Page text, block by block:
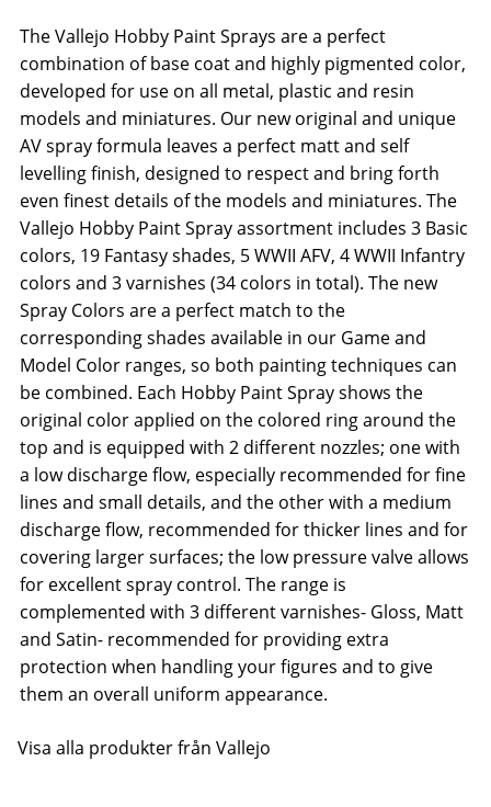
The Vallejo Hobby Paint Sprays are a perfect
combination of base coat and highly pigmented color,
developed for use on all metal, plastic and resin
models and miniatures. Our new original and unique
AV spray formula leaves a perfect matt and self
levelling finish, designed to respect and bring forth
even finest details of the models and miniatures. The
Vallejo Hobby Paint Spray assortment includes 3 Basic
colors, 19 Fantasy shades, 5 WWII AFV, 4 WWII Infantry
colors and 3 varnishes (34 colors in total). The new
Spray Colors are a perfect match to the
corresponding shades available in our Game and
Model Color ranges, so both painting techniques can
be combined. Each Hobby Paint Spray shows the
original color applied on the colored ring around the
top and is equipped with 2 different nozzles; one with
a low discharge flow, especially recommended for fine
lines and small details, and the other with a medium
discharge flow, recommended for thicker lines and for
covering larger surfaces; the low pressure valve allows
for excellent spray control. The range is
complemented with 3 different varnishes- Gloss, Matt
and Satin- recommended for providing extra
protection when handling your figures and to give
them an overall uniform appearance.
Visa alla produkter från Vallejo